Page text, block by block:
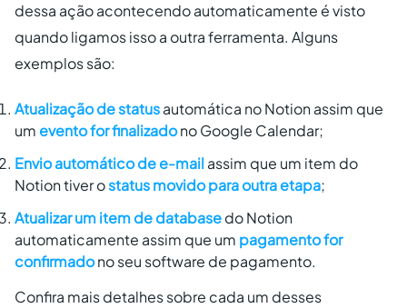
dessa ação acontecendo automaticamente é visto
quando ligamos isso a outra ferramenta. Alguns
exemplos são:
Atualização de statusautomática no Notion assim que
um evento for finalizadono Google Calendar;
Envio automático de e-mail assim que um item do
Notion tiver ostatus movido para outra etapa;
Atualizar um item de databasedo Notion
automaticamente assim que um pagamento for
confirmadono seu software de pagamento.
Confira mais detalhes sobre cada um desses